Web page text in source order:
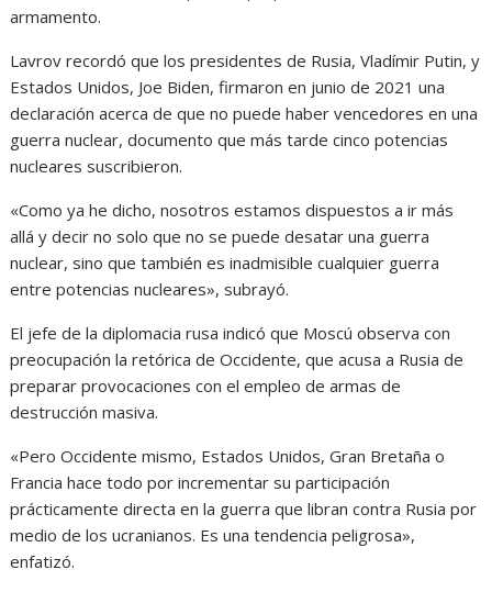
armamento.
Lavrov recordó que los presidentes de Rusia, Vladímir Putin, y
Estados Unidos, Joe Biden, firmaron en junio de 2021 una
declaración acerca de que no puede haber vencedores en una
guerra nuclear, documento que más tarde cinco potencias
nucleares suscribieron.
«Como ya he dicho, nosotros estamos dispuestos a ir más
allá y decir no solo que no se puede desatar una guerra
nuclear, sino que también es inadmisible cualquier guerra
entre potencias nucleares», subrayó.
El jefe de la diplomacia rusa indicó que Moscú observa con
preocupación la retórica de Occidente, que acusa a Rusia de
preparar provocaciones con el empleo de armas de
destrucción masiva.
«Pero Occidente mismo, Estados Unidos, Gran Bretaña o
Francia hace todo por incrementar su participación
prácticamente directa en la guerra que libran contra Rusia por
medio de los ucranianos. Es una tendencia peligrosa»,
enfatizó.